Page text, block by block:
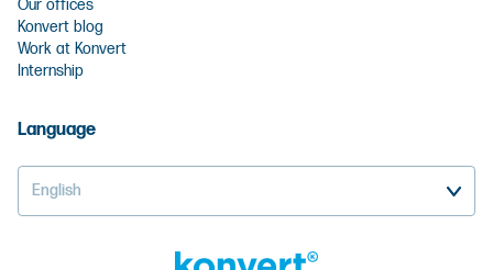
Our offices
Konvert blog
Work at Konvert
Internship
Language
English